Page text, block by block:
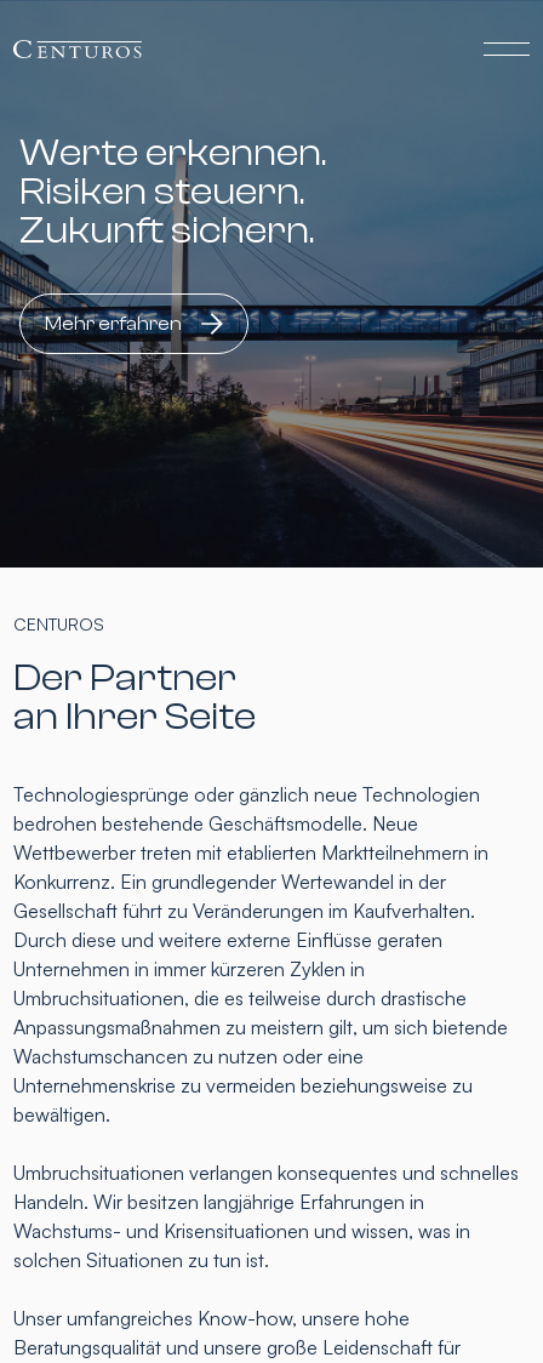
Werte erkennen.
Risiken steuern.
Zukunft sichern.
Mehr erfahren
CENTUROS
Der Partner
an Ihrer Seite
Technologiesprünge oder gänzlich neue Technologien
bedrohen bestehende Geschäftsmodelle. Neue
Wettbewerber treten mit etablierten Marktteilnehmern in
Konkurrenz. Ein grundlegender Wertewandel in der
Gesellschaft führt zu Veränderungen im Kaufverhalten.
Durch diese und weitere externe Einflüsse geraten
Unternehmen in immer kürzeren Zyklen in
Umbruchsituationen, die es teilweise durch drastische
Anpassungsmaßnahmen zu meistern gilt, um sich bietende
Wachstumschancen zu nutzen oder eine
Unternehmenskrise zu vermeiden beziehungsweise zu
bewältigen.
Umbruchsituationen verlangen konsequentes und schnelles
Handeln. Wir besitzen langjährige Erfahrungen in
Wachstums- und Krisensituationen und wissen, was in
solchen Situationen zu tun ist.
Unser umfangreiches Know-how, unsere hohe
Beratungsqualität und unsere große Leidenschaft für